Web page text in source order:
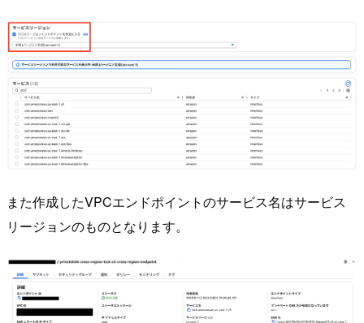
また作成したVPCエンドポイントのサービス名はサービス
リージョンのものとなります。